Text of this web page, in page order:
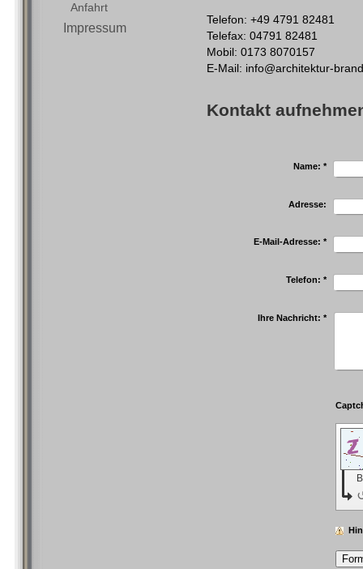
Anfahrt
Impressum
Telefon: +49 4791 82481
Telefax: 04791 82481
Mobil: 0173 8070157
E-Mail: info@architektur-
Kontakt
Name: *
Adresse:
E-Mail-Adresse: *
Telefon: *
Ihre Nachricht: *